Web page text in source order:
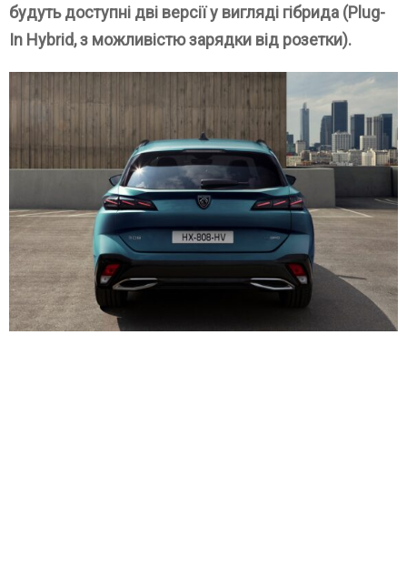
будуть доступні дві версії у вигляді гібрида (Plug-
In Hybrid, з можливістю зарядки від розетки).